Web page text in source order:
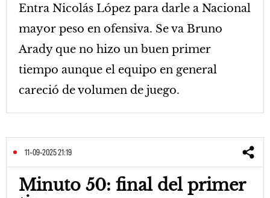
Entra Nicolás López para darle a Nacional
mayor peso en ofensiva. Se va Bruno
Arady que no hizo un buen primer
tiempo aunque el equipo en general
careció de volumen de juego.
11-09-2025 21:19
Minuto 50: final del primer